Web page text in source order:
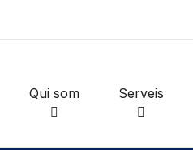
Qui som Serveis